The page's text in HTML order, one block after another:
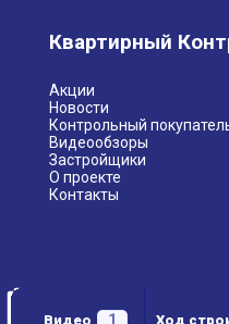
Видео 1 Ход
Квартирный
Акции
Новости
Контрольный
Видеообзоры
Застройщики
О проекте
Контакты